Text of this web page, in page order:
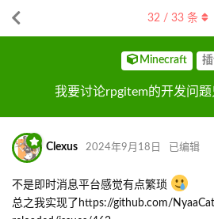
Minecraft
我要讨论rpgitem的开发问
32/ 33条
Clexus 2024年9月18日 已编辑
不是即时消息平台感觉有点繁琐
总之我实现了https://github.com/